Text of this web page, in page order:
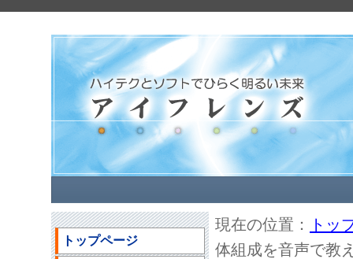
現在の位置：
トッ
体組成を音声で教
トップページ